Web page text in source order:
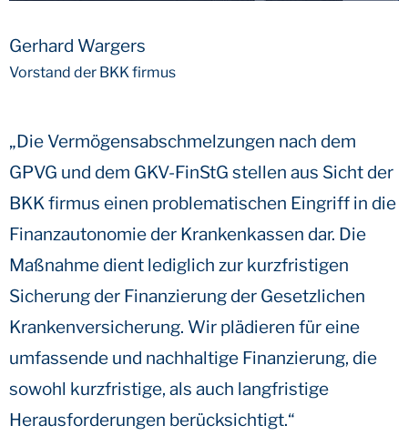
„Die Vermögensabschmelzungen nach dem
GPVG und dem GKV-FinStG stellen aus Sicht der
BKK firmus einen problematischen Eingriff in die
Finanzautonomie der Krankenkassen dar. Die
Maßnahme dient lediglich zur kurzfristigen
Sicherung der Finanzierung der Gesetzlichen
Krankenversicherung. Wir plädieren für eine
umfassende und nachhaltige Finanzierung, die
sowohl kurzfristige, als auch langfristige
Herausforderungen berücksichtigt.“
Gerhard Wargers
Vorstand der BKK firmus